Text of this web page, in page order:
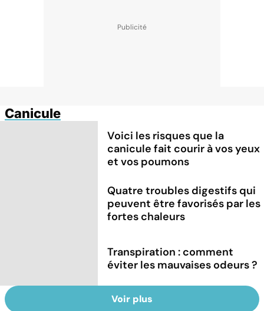
Canicule
Voici les risques que la
canicule fait courir à vos yeux
et vos poumons
Quatre troubles digestifs qui
peuvent être favorisés par les
fortes chaleurs
Transpiration : comment
éviter les mauvaises odeurs ?
Voir plus